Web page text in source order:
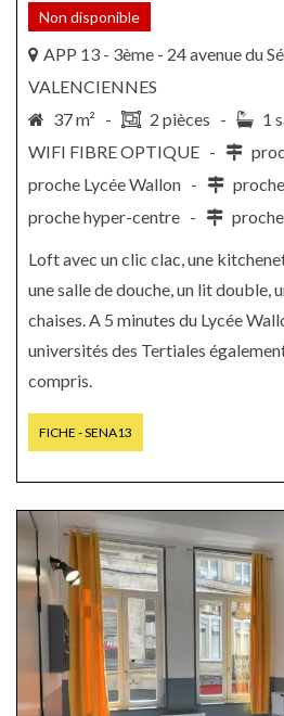
Non disponible
APP 13 - 3ème - 24 avenue du
VALENCIENNES
37 m² -
2 pièces -
1
WIFI FIBRE OPTIQUE -
proche Lycée Wallon -
proche hyper-centre -
Loft avec un clic clac, une
une salle de douche, un lit double,
chaises. A 5 minutes du Lycée
universités des Tertiales
compris.
FICHE - SENA13